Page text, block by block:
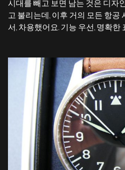
시대를 빼고 보면 남는 것은 디자
고 불리는데, 이후 거의 모든 항공
서, 차용했어요. 기능 우선, 명확한